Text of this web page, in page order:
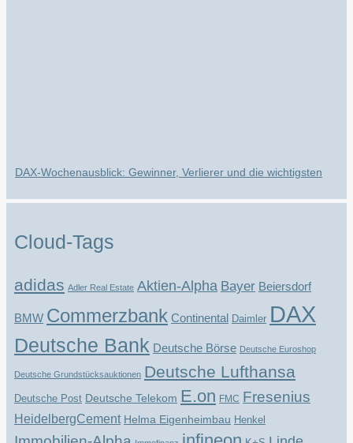
Impulse für die kommende Börsenwoche
Cloud-Tags
adidas Adler Real Estate Aktien-Alpha Bayer Beiersdorf
BMW Commerzbank Continental Daimler DAX
Deutsche Bank Deutsche Börse Deutsche Euroshop
Deutsche Grundstücksauktionen Deutsche Lufthansa
Deutsche Post Deutsche Telekom E.on FMC Fresenius
HeidelbergCement Helma Eigenheimbau Henkel